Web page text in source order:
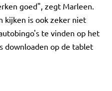
goed", zegt Marleen.
kijken is ook zeker niet
te vinden op het
downloaden op de tablet